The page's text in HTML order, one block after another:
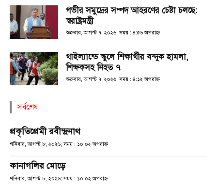
গভীর সমুদ্রের সম্পদ আহরণের চেষ্টা চলছে:
স্বরাষ্ট্রমন্ত্রী
শুক্রবার, আগস্ট ৭, ২০২৬; সময় : ৪:৫৬ অপরাহ্ণ
থাইল্যান্ডে স্কুলে শিক্ষার্থীর বন্দুক হামলা,
শিক্ষকসহ নিহত ৭
শুক্রবার, আগস্ট ৭, ২০২৬; সময় : ৪:১২ অপরাহ্ণ
সর্বশেষ
প্রকৃতিপ্রেমী রবীন্দ্রনাথ
শনিবার, আগস্ট ৮, ২০২৬; সময় : ১০:০২ অপরাহ্ণ
কানাগলির মোড়ে
শনিবার, আগস্ট ৮, ২০২৬; সময় : ১০:০২ অপরাহ্ণ